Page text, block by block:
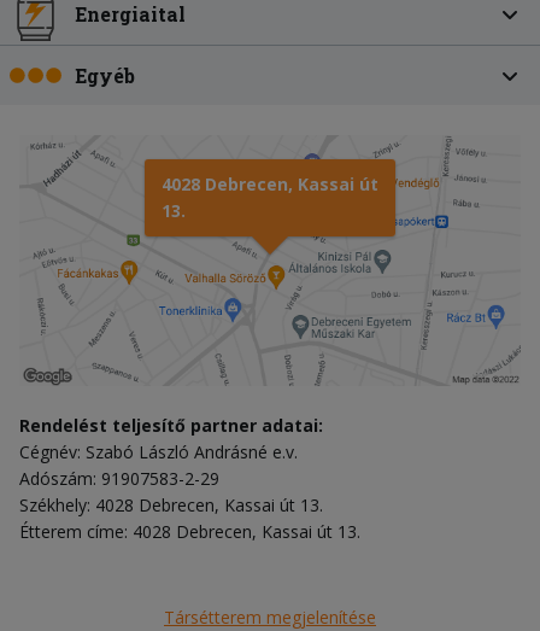
Energiaital
Egyéb
4028 Debrecen, Kassai út
13.
Rendelést teljesítő partner adatai:
Cégnév: Szabó László Andrásné e.v.
Adószám: 91907583-2-29
Székhely: 4028 Debrecen, Kassai út 13.
Étterem címe: 4028 Debrecen, Kassai út 13.
Társétterem megjelenítése